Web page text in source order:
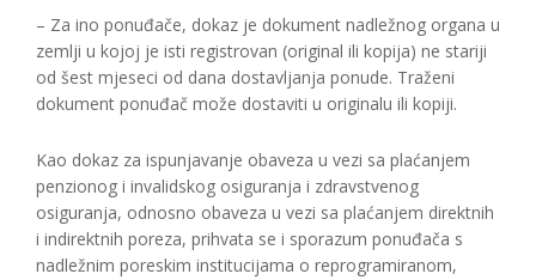
– Za ino ponuđače, dokaz je dokument nadležnog organa u
zemlji u kojoj je isti registrovan (original ili kopija) ne stariji
od šest mjeseci od dana dostavljanja ponude. Traženi
dokument ponuđač može dostaviti u originalu ili kopiji.
Kao dokaz za ispunjavanje obaveza u vezi sa plaćanjem
penzionog i invalidskog osiguranja i zdravstvenog
osiguranja, odnosno obaveza u vezi sa plaćanjem direktnih
i indirektnih poreza, prihvata se i sporazum ponuđača s
nadležnim poreskim institucijama o reprogramiranom,